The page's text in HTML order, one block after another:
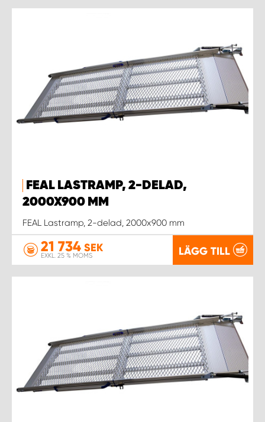
FEAL LASTRAMP, 2-DELAD,
2000X900 MM
FEAL Lastramp, 2-delad, 2000x900 mm
21 734 SEK
EXKL. 25 % MOMS LÄGG TILL
WORK SYSTEM STOCKHOLM NORR
WORK SYSTEM STOCKHOLM SYD
WORK SYSTEM SUNDSVALL
WORK SYSTEM UMEÅ
WORK SYSTEM UPPSALA
WORK SYSTEM VARBERG
WORK SYSTEM VÄXJÖ
WORK SYSTEM ÖREBRO